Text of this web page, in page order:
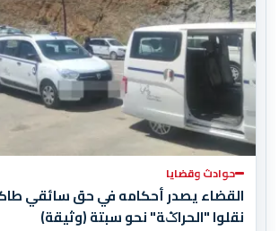
حوادث وقضايا
القضاء يصدر أحكامه في حق سائقي
نقلوا "الحراݣة" نحو سبتة (وثيقة)